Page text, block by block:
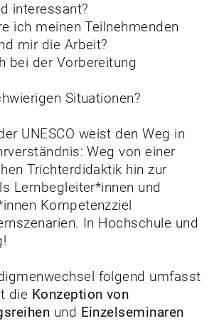
interessant?
ich meinen Teilnehmenden
mir die Arbeit?
bei der Vorbereitung
Situationen?
UNESCO weist den Weg in
Weg von einer
Trichterdidaktik hin zur
Lernbegleiter*innen und
Kompetenzziel
In Hochschule und
folgend umfasst
die Konzeption von
und Einzelseminaren